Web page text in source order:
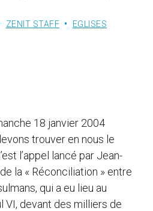
ZENIT STAFF
EGLISES
18 janvier 2004
trouver en nous le
l’appel lancé par Jean-
la « Réconciliation » entre
qui a eu lieu au
VI, devant des milliers de